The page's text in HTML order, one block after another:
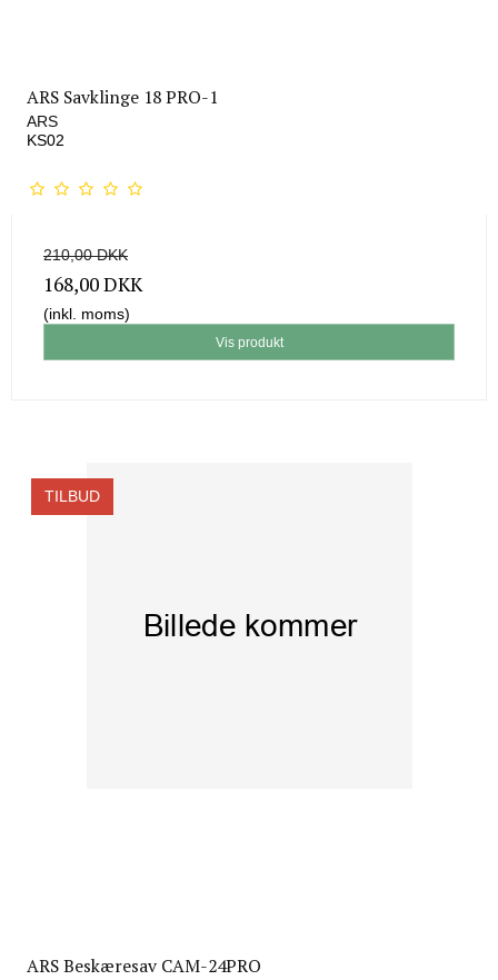
ARS Savklinge 18 PRO-1
ARS
KS02
210,00 DKK
168,00 DKK
(inkl. moms)
Vis produkt
TILBUD
ARS Beskæresav CAM-24PRO